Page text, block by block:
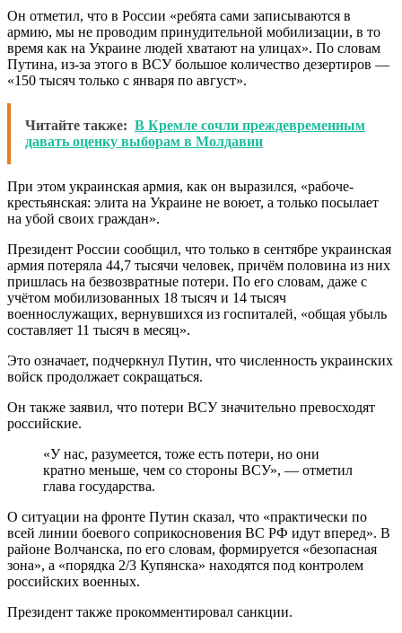
Он отметил, что в России «ребята сами записываются в
армию, мы не проводим принудительной мобилизации, в то
время как на Украине людей хватают на улицах». По словам
Путина, из-за этого в ВСУ большое количество дезертиров —
«150 тысяч только с января по август».
Читайте также: В Кремле сочли преждевременным
давать оценку выборам в Молдавии
При этом украинская армия, как он выразился, «рабоче-
крестьянская: элита на Украине не воюет, а только посылает
на убой своих граждан».
Президент России сообщил, что только в сентябре украинская
армия потеряла 44,7 тысячи человек, причём половина из них
пришлась на безвозвратные потери. По его словам, даже с
учётом мобилизованных 18 тысяч и 14 тысяч
военнослужащих, вернувшихся из госпиталей, «общая убыль
составляет 11 тысяч в месяц».
Это означает, подчеркнул Путин, что численность украинских
войск продолжает сокращаться.
Он также заявил, что потери ВСУ значительно превосходят
российские.
«У нас, разумеется, тоже есть потери, но они
кратно меньше, чем со стороны ВСУ», — отметил
глава государства.
О ситуации на фронте Путин сказал, что «практически по
всей линии боевого соприкосновения ВС РФ идут вперед». В
районе Волчанска, по его словам, формируется «безопасная
зона», а «порядка 2/3 Купянска» находятся под контролем
российских военных.
Президент также прокомментировал санкции.